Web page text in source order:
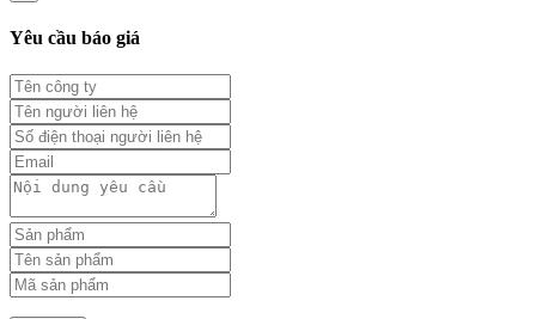
Yêu cầu báo giá